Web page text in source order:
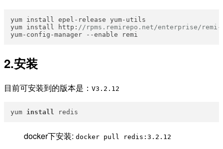
yum install epel-release yum-utils
yum install http: //rpms.remirepo.net/enterprise/remi-
2.安装
目前可安装到的版本是： V3.2.12
yum install
docker下安装: docker pull redis:3.2.12